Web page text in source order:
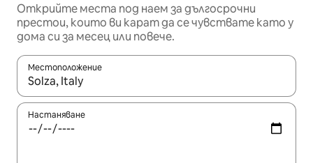
Открийте места под наем за дългосрочни
престои, които ви карат да се чувствате като у
дома си за месец или повече.
Местоположение
Когато резултатите се покажат, използвайте
Настаняване